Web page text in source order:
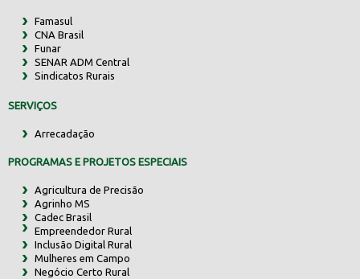
Famasul
CNA Brasil
Funar
SENAR ADM Central
Sindicatos Rurais
SERVIÇOS
Arrecadação
PROGRAMAS E PROJETOS ESPECIAIS
Agricultura de Precisão
Agrinho MS
Cadec Brasil
Empreendedor Rural
Inclusão Digital Rural
Mulheres em Campo
Negócio Certo Rural